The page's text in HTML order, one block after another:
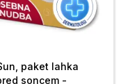
paket lahka
soncem -